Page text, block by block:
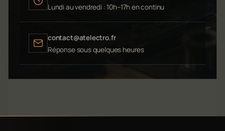
Lundi au vendredi : 10h–17h en continu
contact@atelectro.fr
Réponse sous quelques heures